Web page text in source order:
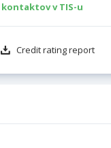
kontaktov v TIS-u
Credit rating report